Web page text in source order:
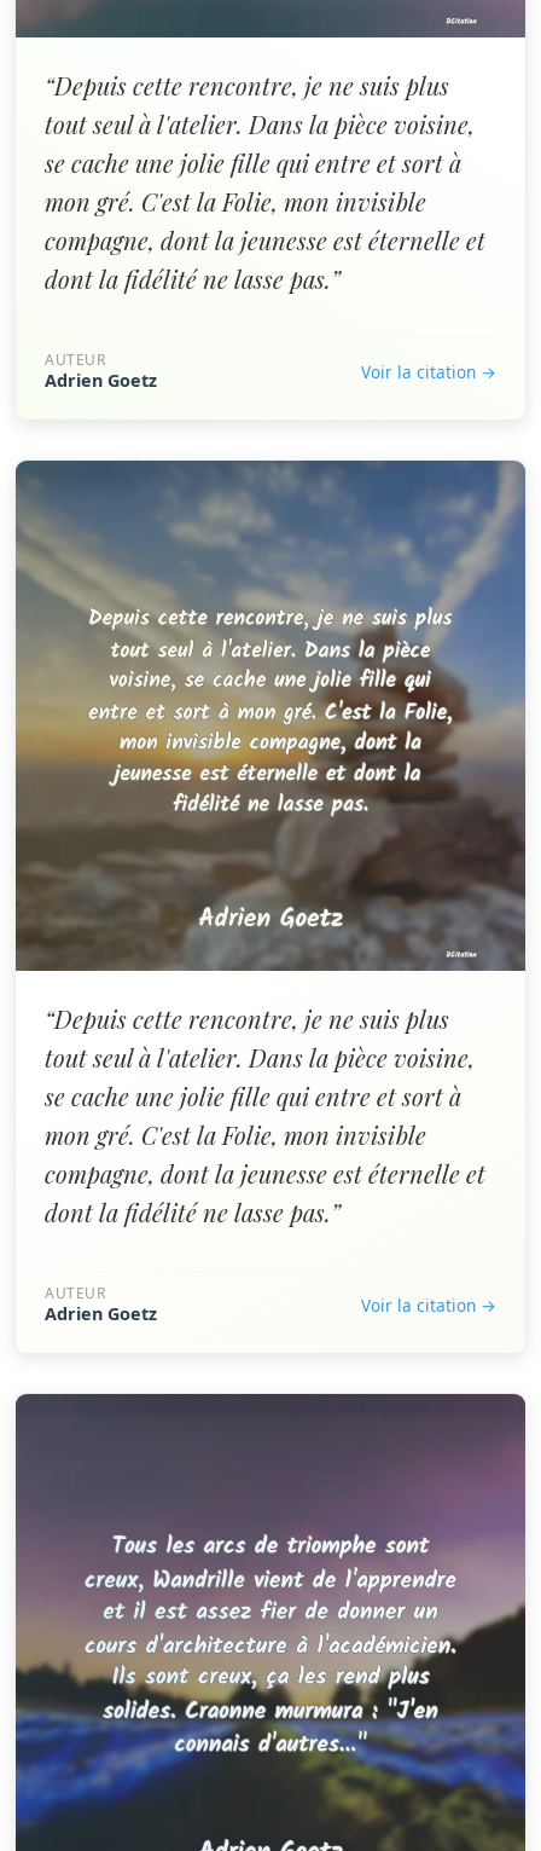
“Depuis cette rencontre, je ne suis plus
tout seul à l'atelier. Dans la pièce voisine,
se cache une jolie fille qui entre et sort à
mon gré. C'est la Folie, mon invisible
compagne, dont la jeunesse est éternelle et
dont la fidélité ne lasse pas.”
AUTEUR
Adrien Goetz Voir la citation →
“Depuis cette rencontre, je ne suis plus
tout seul à l'atelier. Dans la pièce voisine,
se cache une jolie fille qui entre et sort à
mon gré. C'est la Folie, mon invisible
compagne, dont la jeunesse est éternelle et
dont la fidélité ne lasse pas.”
AUTEUR
Adrien Goetz Voir la citation →